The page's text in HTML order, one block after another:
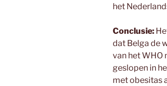
het
Conclusie:
dat Belga de
van het WHO
geslopen in
met obesitas